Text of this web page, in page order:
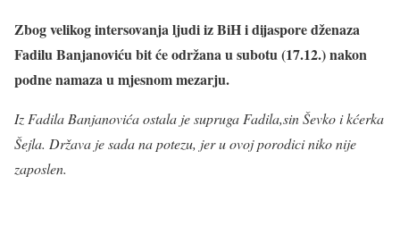
Zbog velikog intersovanja ljudi iz BiH i dijaspore dženaza
Fadilu Banjanoviću bit će održana u subotu (17.12.) nakon
podne namaza u mjesnom mezarju.
Iz Fadila Banjanovića ostala je supruga Fadila,sin Ševko i kćerka
Šejla. Država je sada na potezu, jer u ovoj porodici niko nije
zaposlen.